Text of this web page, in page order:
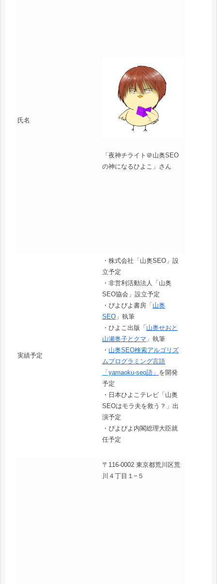
氏名
「夜神チライト＠山奥SEO
の神になるひよこ」さん
実績予定
・株式会社「山奥SEO」設
立予定
・非営利活動法人「山奥
SEO協会」設立予定
・ぴよぴよ書房「 山奥
SEO 」執筆
・ひよこ出版「 山奥せおと
山瀬奥子とクマ 」執筆
・ 山奥SEO検索アルゴリズ
ムプログラミング言語
「yamaoku-seo語」 を開発
予定
・日本ひよこテレビ「山奥
SEOはモラ夫を救う？」出
演予定
・ぴよぴよ内閣総理大臣就
任予定
〒116-0002 東京都荒川区荒
川４丁目１−５